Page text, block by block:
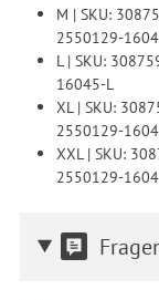
M | SKU:
2550129-
L | SKU:
16045-L
XL | SKU:
2550129-
XXL | SKU:
2550129-